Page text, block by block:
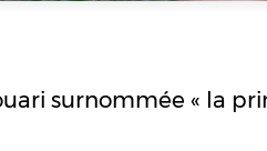
surnommée « la